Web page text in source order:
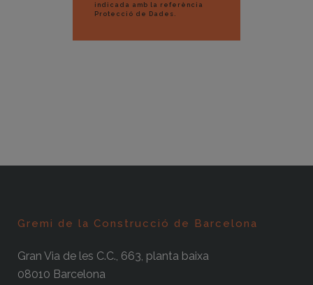
indicada amb la referència
Protecció de Dades.
Gremi de la Construcció de Barcelona
Gran Via de les C.C., 663, planta baixa
08010 Barcelona